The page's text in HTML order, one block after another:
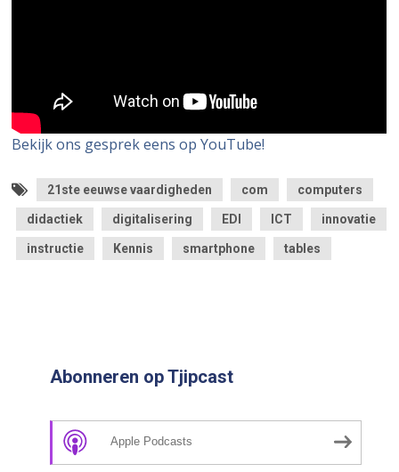
Bekijk ons gesprek eens op YouTube!
21ste eeuwse vaardigheden com computers
didactiek digitalisering EDI ICT innovatie
instructie Kennis smartphone tables
Abonneren op Tjipcast
Apple Podcasts